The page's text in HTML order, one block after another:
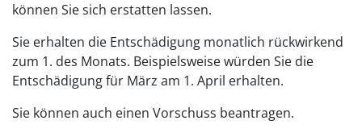
können Sie sich erstatten lassen.
Sie erhalten die Entschädigung monatlich rückwirkend
zum 1. des Monats. Beispielsweise würden Sie die
Entschädigung für März am 1. April erhalten.
Sie können auch einen Vorschuss beantragen.